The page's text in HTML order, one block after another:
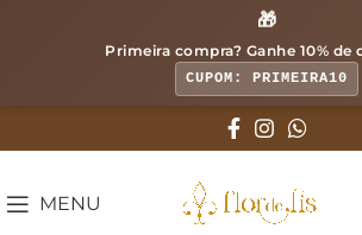
🎁
Primeira compra? Ganhe 10% de
CUPOM: PRIMEIRA10
MENU